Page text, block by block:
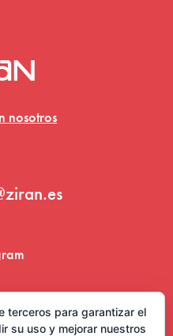
nosotros
terceros para garantizar el
su uso y mejorar nuestros